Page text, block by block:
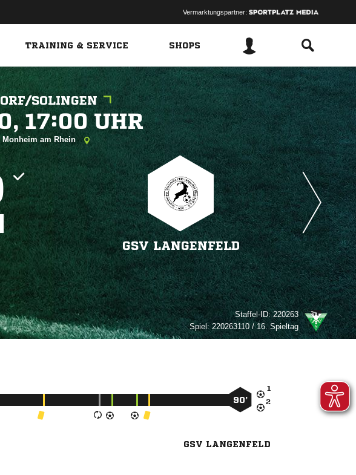
Vermarktungspartner:
TRAINING & SERVICE SHOPS
SOLINGEN
  
Monheim am Rhein
GSV LANGENFELD
Staffel-ID:220263
Spiel:220263110 / 16. Spieltag


90’
GSV LANGENFELD